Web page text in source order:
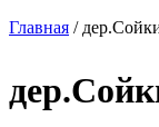
Главная /